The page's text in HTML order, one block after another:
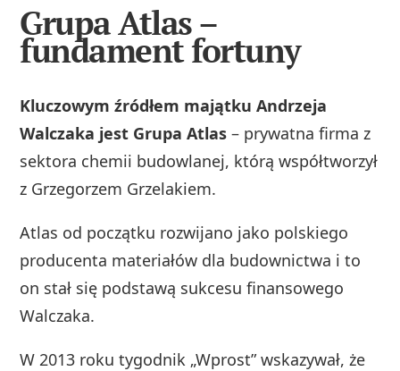
Grupa Atlas –
fundament fortuny
Kluczowym źródłem majątku Andrzeja
Walczaka jest Grupa Atlas – prywatna firma z
sektora chemii budowlanej, którą współtworzył
z Grzegorzem Grzelakiem.
Atlas od początku rozwijano jako polskiego
producenta materiałów dla budownictwa i to
on stał się podstawą sukcesu finansowego
Walczaka.
W 2013 roku tygodnik „Wprost” wskazywał, że